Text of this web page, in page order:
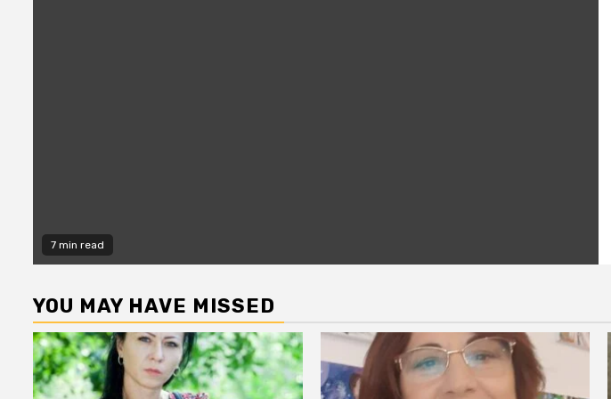
7 min read
YOU MAY HAVE MISSED